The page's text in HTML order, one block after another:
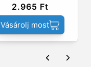
2.965 Ft
Vásárolj most